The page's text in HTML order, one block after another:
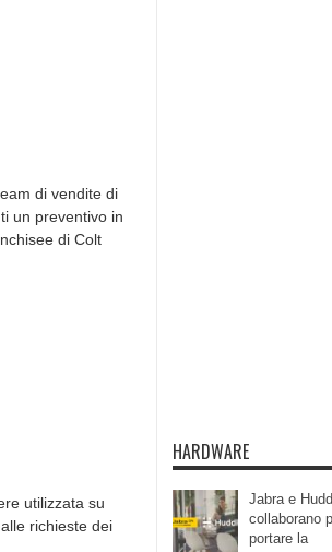
di vendite di
un preventivo in
di Colt
utilizzata su
richieste dei
HARDWARE
Jabra e
collaborano
portare la